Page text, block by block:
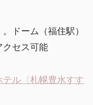
ドーム（福住駅）
クセス可能
ル〈札幌豊水すす